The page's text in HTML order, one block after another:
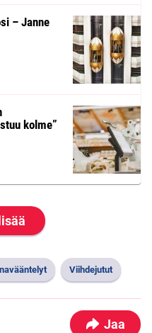
– Janne
kolme”
Viihdejutut
Jaa